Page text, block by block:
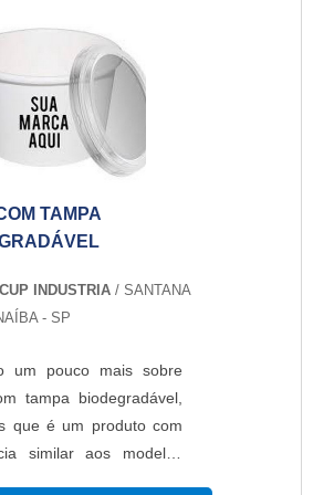
atender as necessidades
comprova sua
de trazer o melhor para
clientes....
TAMPA
INDUSTRIA/ SANTANA
- SP
um pouco mais sobre
tampa biodegradável,
que é um produto com
similar aos modelos